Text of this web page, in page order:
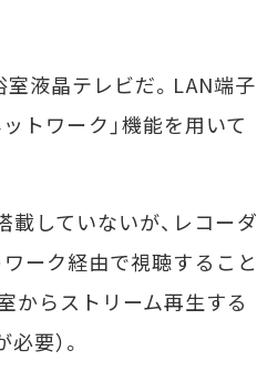
室液晶テレビだ。LAN端子
トワーク」機能を用いて
していないが、レコーダ
ーク経由で視聴すること
からストリーム再生する
要）。